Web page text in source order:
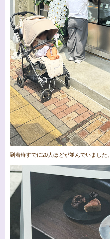
到着時すでに20人ほどが並んでいました。